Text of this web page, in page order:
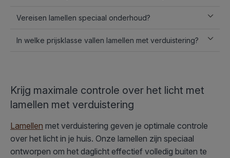
Krijg maximale controle over het licht met
lamellen met verduistering
Lamellen met verduistering geven je optimale controle
over het licht in je huis. Onze lamellen zijn speciaal
ontworpen om het daglicht effectief volledig buiten te
Vereisen lamellen speciaal onderhoud?
In welke prijsklasse vallen lamellen met verduistering?